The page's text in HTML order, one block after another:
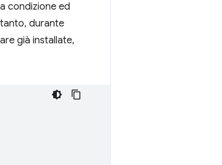
condizione ed
durante
già installate,